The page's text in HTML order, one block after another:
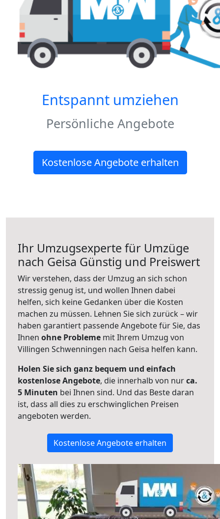
Entspannt umziehen
Persönliche Angebote
Kostenlose Angebote erhalten
Ihr Umzugsexperte für Umzüge
nach Geisa Günstig und Preiswert
Wir verstehen, dass der Umzug an sich schon
stressig genug ist, und wollen Ihnen dabei
helfen, sich keine Gedanken über die Kosten
machen zu müssen. Lehnen Sie sich zurück – wir
haben garantiert passende Angebote für Sie, das
Ihnen ohne Probleme mit Ihrem Umzug von
Villingen Schwenningen nach Geisa helfen kann.
Holen Sie sich ganz bequem und einfach
kostenlose Angebote, die innerhalb von nurca.
5 Minuten bei Ihnen sind. Und das Beste daran
ist, dass all dies zu erschwinglichen Preisen
angeboten werden.
Kostenlose Angebote erhalten